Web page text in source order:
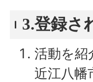
3.登録さ
活動を紹
近江八